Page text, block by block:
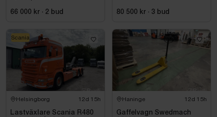
66 000 kr · 2 bud 80 500 kr · 3 bud
Helsingborg 12d 15h
Lastväxlare Scania R480
Scania
Haninge 12d 15h
Gaffelvagn Swedmach